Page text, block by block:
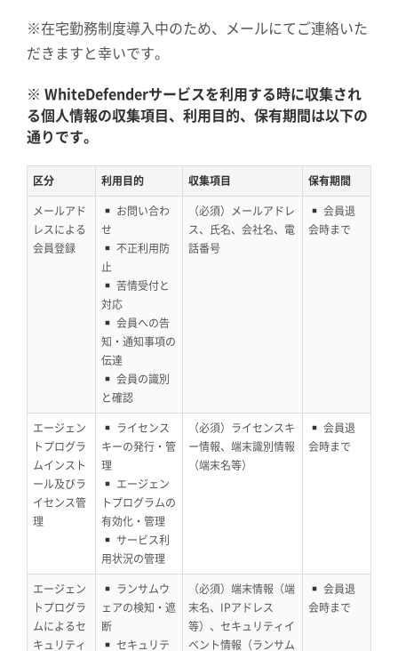
※在宅勤務制度導入中のため、メールにてご連絡いた
だきますと幸いです。
※ WhiteDefenderサービスを利用する時に収集され
る個人情報の収集項目、利用目的、保有期間は以下の
通りです。
区分 利用目的 収集項目 保有期間
メールアド
レスによる
会員登録
お問い合わ
せ
不正利用防
止
苦情受付と
対応
会員への告
知・通知事項の
伝達
会員の識別
と確認
（必須）メールアドレ
ス、氏名、会社名、電
話番号
会員退
会時まで
エージェン
トプログラ
ムインスト
ール及びラ
イセンス管
理
ライセンス
キーの発行・管
理
エージェン
トプログラムの
有効化・管理
サービス利
用状況の管理
（必須）ライセンスキ
ー情報、端末識別情報
（端末名等）
会員退
会時まで
エージェン
トプログラ
ムによるセ
キュリティ
ランサムウ
ェアの検知・遮
断
セキュリテ
（必須）端末情報（端
末名、IPアドレス
等）、セキュリティイ
ベント情報（ランサム
会員退
会時まで